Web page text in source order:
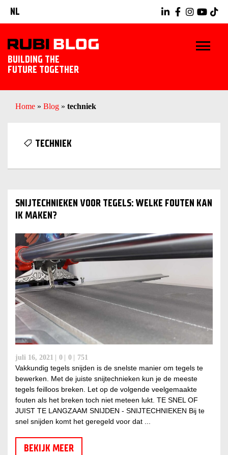
NL
BUILDING THE
FUTURE TOGETHER
HOME
ONTDEK RUBI
Home » Blog » techniek
TECHNIEK
SNIJTECHNIEKEN VOOR TEGELS: WELKE FOUTEN KAN
IK MAKEN?
juli 16, 2021 0 0 751
Vakkundig tegels snijden is de snelste manier om tegels te
bewerken. Met de juiste snijtechnieken kun je de meeste
tegels feilloos breken. Let op de volgende veelgemaakte
fouten als het breken toch niet meteen lukt. TE SNEL OF
JUIST TE LANGZAAM SNIJDEN - SNIJTECHNIEKEN Bij te
snel snijden komt het geregeld voor dat ...
BEKIJK MEER